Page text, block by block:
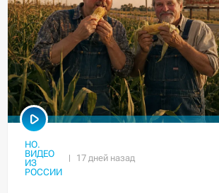
НО.
ВИДЕО
ИЗ
РОССИИ